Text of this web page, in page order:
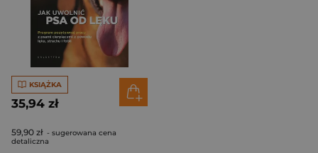
KSIĄŻKA
35,94 zł
59,90 zł - sugerowana cena
detaliczna